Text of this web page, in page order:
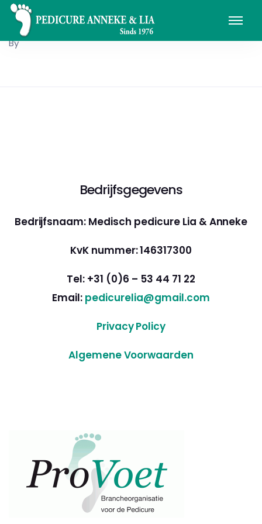
By
Bedrijfsgegevens
Bedrijfsnaam: Medisch pedicure Lia & Anneke
KvK nummer: 146317300
Tel: +31 (0)6 – 53 44 71 22
Email: pedicurelia@gmail.com
Privacy Policy
Algemene Voorwaarden